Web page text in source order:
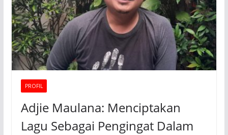
PROFIL
Adjie Maulana: Menciptakan
Lagu Sebagai Pengingat Dalam